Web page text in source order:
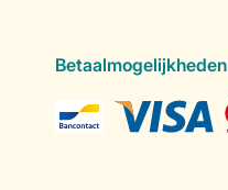
Betaalmogelijkheden